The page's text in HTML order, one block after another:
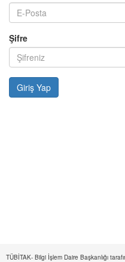
Şifre
TÜBİTAK- Bilgi İşlem Daire Başkanlığı